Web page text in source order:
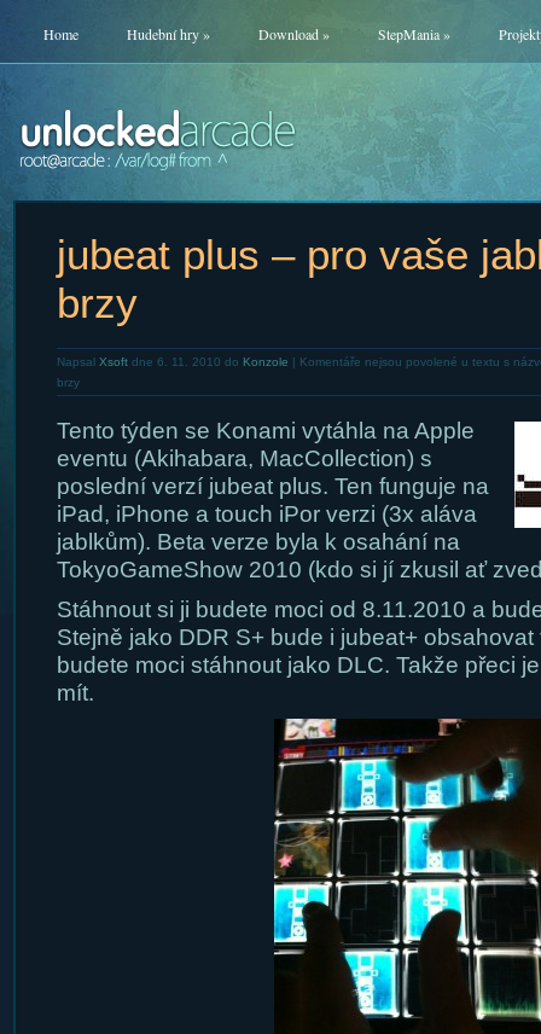
Home Hudební hry» Download» StepMania»
jubeat plus – pro vaše
brzy
Napsal Xsoftdne 6. 11. 2010 do Konzole | Komentáře nejsou povolené u textu s
brzy
Tento týden se Konami vytáhla na Apple
eventu (Akihabara, MacCollection) s
poslední verzí jubeat plus. Ten funguje na
iPad, iPhone a touch iPor verzi (3x aláva
jablkům). Beta verze byla k osahání na
TokyoGameShow 2010 (kdo si jí zkusil ať
Stáhnout si ji budete moci od 8.11.2010 a
Stejně jako DDR S+ bude i jubeat+
budete moci stáhnout jako DLC. Takže přeci
mít.